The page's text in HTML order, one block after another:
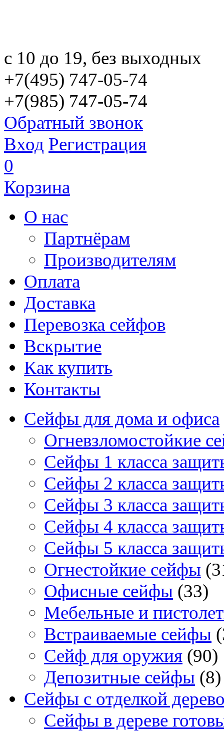
с 10 до 19, без выходных
+7(495) 747-05-74
+7(985) 747-05-74
Обратный звонок
Вход Регистрация
0
Корзина
О нас
Партнёрам
Производителям
Оплата
Доставка
Перевозка сейфов
Вскрытие
Как купить
Контакты
Сейфы для дома и офиса
Огневзломостойкие
Сейфы 1 класса
Сейфы 2 класса
Сейфы 3 класса
Сейфы 4 класса
Сейфы 5 класса
Огнестойкие сейфы
Офисные сейфы (33)
Мебельные и
Встраиваемые сейфы
Сейф для оружия (90)
Депозитные сейфы (8)
Сейфы с отделкой
Сейфы в дереве